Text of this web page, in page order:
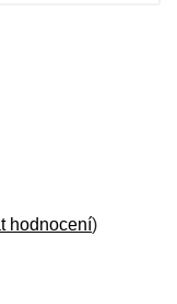
hodnocení)